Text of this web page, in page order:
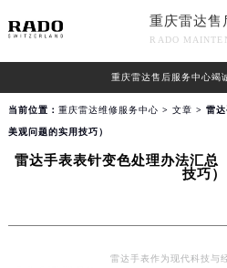
重庆雷达售
RADO
重庆雷达售后服务中心竭
当前位置： 重庆雷达维修服务中心 > 文章 > 雷达
美观问题的实用技巧）
雷达手表表针变色处理办法汇总
技巧）
雷达手表作为现代科技与